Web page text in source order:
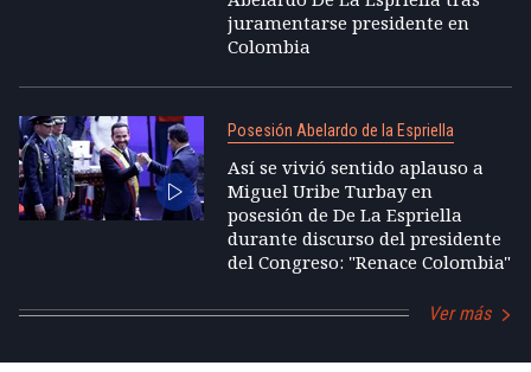
juramentarse presidente en
Colombia
Posesión Abelardo de la Espriella
Así se vivió sentido aplauso a
Miguel Uribe Turbay en
posesión de De La Espriella
durante discurso del presidente
del Congreso: "Renace Colombia"
Ver más